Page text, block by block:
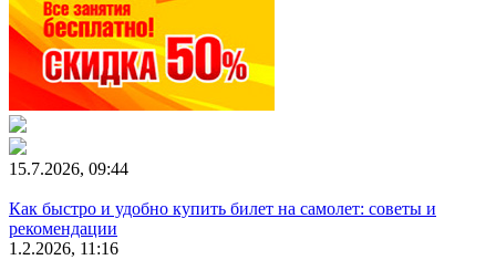
15.7.2026, 09:44
Как быстро и удобно купить билет на самолет: советы и
рекомендации
1.2.2026, 11:16